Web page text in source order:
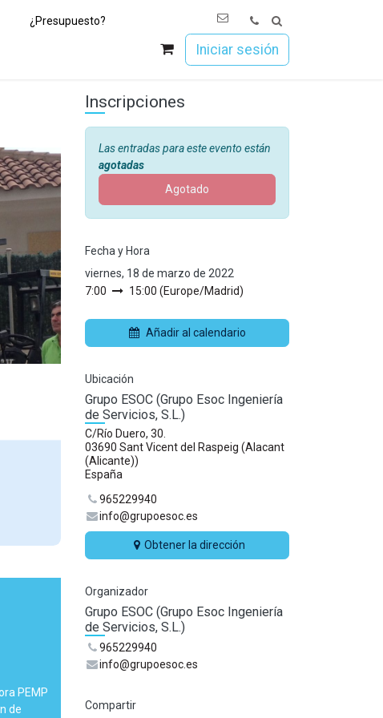
¿Presupuesto?
Iniciar sesión
PEMP
de
Inscripciones
Las entradas para este evento están
agotadas
Agotado
Fecha y Hora
viernes, 18 de marzo de 2022
7:00
15:00 (Europe/Madrid)
Añadir al calendario
Ubicación
Grupo ESOC (Grupo Esoc Ingeniería
de Servicios, S.L.)
C/Río Duero, 30.
03690 Sant Vicent del Raspeig (Alacant
(Alicante))
España
965229940
info@grupoesoc.es
Obtener la dirección
Organizador
Grupo ESOC (Grupo Esoc Ingeniería
de Servicios, S.L.)
965229940
info@grupoesoc.es
Compartir